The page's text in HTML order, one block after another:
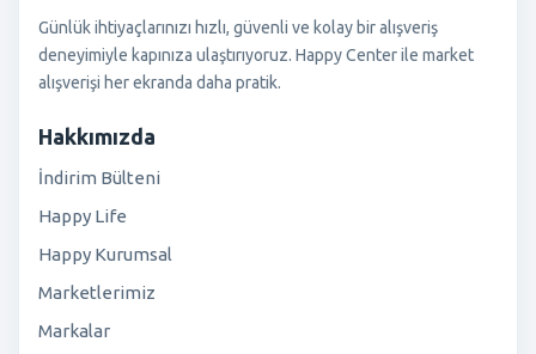
Günlük ihtiyaçlarınızı hızlı, güvenli ve kolay bir alışveriş
deneyimiyle kapınıza ulaştırıyoruz. Happy Center ile market
alışverişi her ekranda daha pratik.
Hakkımızda
İndirim Bülteni
Happy Life
Happy Kurumsal
Marketlerimiz
Markalar